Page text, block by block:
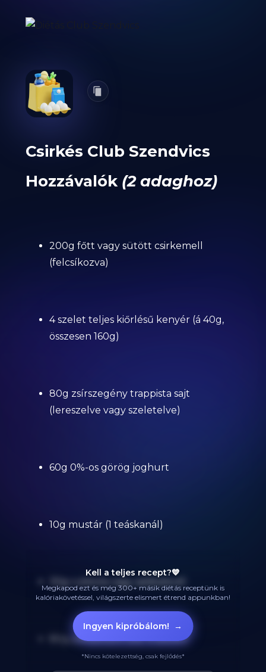
Csirkés Club Szendvics
Hozzávalók (2 adaghoz)
200g főtt vagy sütött csirkemell
(felcsíkozva)
4 szelet teljes kiőrlésű kenyér (á 40g,
összesen 160g)
80g zsírszegény trappista sajt
(lereszelve vagy szeletelve)
60g 0%-os görög joghurt
10g mustár (1 teáskanál)
30g rukkola vagy salátalevél
80g paradicsom (kb. 4 szelet)
Kell a teljes recept?💙
Megkapod ezt és még 300+ másik diétás receptünk is
kalóriakövetéssel, világszerte elismert étrend appunkban!
Ingyen kipróbálom! →
*Nincs kötelezettség, csak fejlődés*